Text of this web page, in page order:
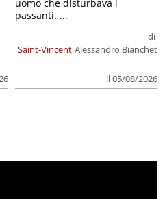
Saint-Vincent
di
Alessandro Bianchet
il 05/08/2026
uomo che disturbava i
passanti. ...